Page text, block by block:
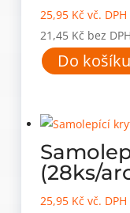
25,95 Kč vč. DPH
21,45 Kč bez DPH
Do košíku
(28ks/
25,95 Kč vč. DPH